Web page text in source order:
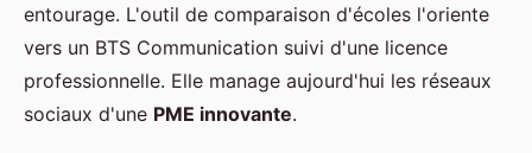
entourage. L'outil de comparaison d'écoles l'oriente
vers un BTS Communication suivi d'une licence
professionnelle. Elle manage aujourd'hui les réseaux
sociaux d'une PME innovante.